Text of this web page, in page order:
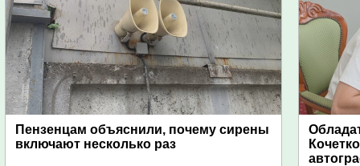
Пензенцам объяснили, почему сирены
включают несколько раз